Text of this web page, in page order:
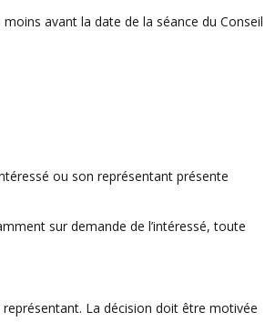
avant la date de la séance du Conseil
ou son représentant présente
sur demande de l’intéressé, toute
représentant. La décision doit être motivée